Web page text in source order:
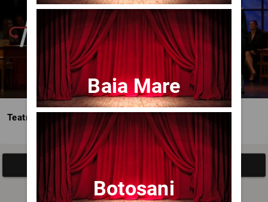
Teatrul Avangardia
Afisați mai multe evenimente
Baia Mare
Botosani